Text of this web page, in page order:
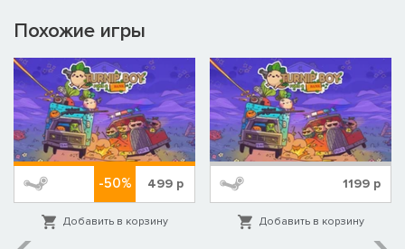
Похожие игры
-50% 499р
Добавить в корзину
1199р
Добавить в корзину